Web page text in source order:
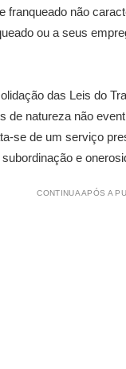
franqueado não
ou a seus
das Leis do
de natureza não
se de um serviço
e
CONTINUA APÓS A